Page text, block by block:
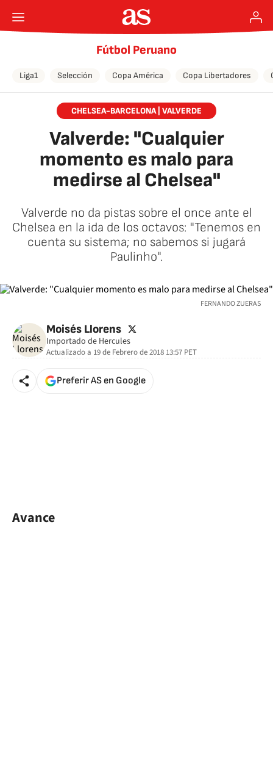
Fútbol Peruano
Liga1 Selección Copa América Copa Libertadores
CHELSEA-BARCELONA | VALVERDE
Valverde: "Cualquier
momento es malo para
medirse al Chelsea"
Valverde no da pistas sobre el once ante el
Chelsea en la ida de los octavos: "Tenemos en
cuenta su sistema; no sabemos si jugará
Paulinho".
FERNANDO ZUERAS
Moisés Llorens twitter
Importado de Hercules
Actualizado a 19 de Febrero de 2018 13:57 PET
Preferir AS en Google
Avance